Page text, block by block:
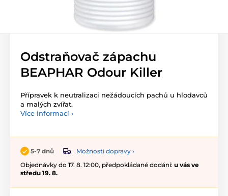
Odstraňovač zápachu
BEAPHAR Odour Killer
Přípravek k neutralizaci nežádoucích pachů u hlodavců
a malých zvířat.
Více informací ›
5-7 dnů
Možnosti dopravy ›
Objednávky do 17. 8. 12:00, předpokládané dodání: u vás ve
středu 19. 8.